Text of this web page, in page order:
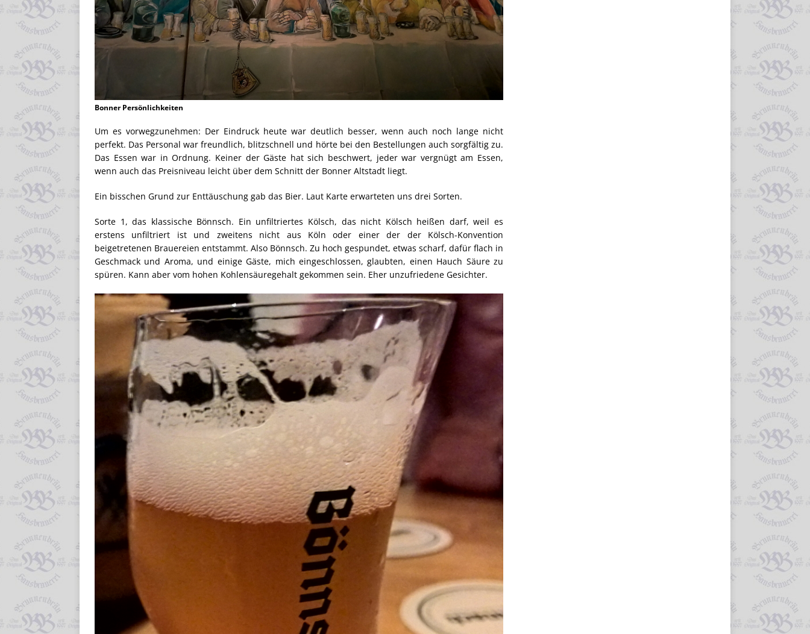
Bonner Persönlichkeiten
Um es vorwegzunehmen: Der Eindruck heute war deutlich besser, wenn auch noch lange nicht
perfekt. Das Personal war freundlich, blitzschnell und hörte bei den Bestellungen auch sorgfältig zu.
Das Essen war in Ordnung. Keiner der Gäste hat sich beschwert, jeder war vergnügt am Essen,
wenn auch das Preisniveau leicht über dem Schnitt der Bonner Altstadt liegt.
Ein bisschen Grund zur Enttäuschung gab das Bier. Laut Karte erwarteten uns drei Sorten.
Sorte 1, das klassische Bönnsch. Ein unfiltriertes Kölsch, das nicht Kölsch heißen darf, weil es
erstens unfiltriert ist und zweitens nicht aus Köln oder einer der der Kölsch-Konvention
beigetretenen Brauereien entstammt. Also Bönnsch. Zu hoch gespundet, etwas scharf, dafür flach in
Geschmack und Aroma, und einige Gäste, mich eingeschlossen, glaubten, einen Hauch Säure zu
spüren. Kann aber vom hohen Kohlensäuregehalt gekommen sein. Eher unzufriedene Gesichter.